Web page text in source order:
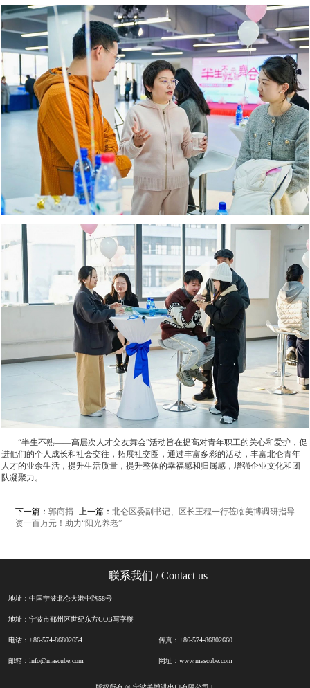
“半生不熟——高层次人才交友舞会”活动旨在提高对青年职工的关心和爱护，促
进他们的个人成长和社会交往，拓展社交圈，通过丰富多彩的活动，丰富北仑青年
人才的业余生活，提升生活质量，提升整体的幸福感和归属感，增强企业文化和团
队凝聚力。
上一篇： 北仑区委副书记、区长王程一行莅临美博调研指导
下一篇：郭商捐
资一百万元！助力“阳光养老”
联系我们 / Contact us
地址：中国宁波北仑大港中路58号
地址：宁波市鄞州区世纪东方COB写字楼
电话：+86-574-86802654 传真：+86-574-86802660
邮箱：info@mascube.com 网址：www.mascube.com